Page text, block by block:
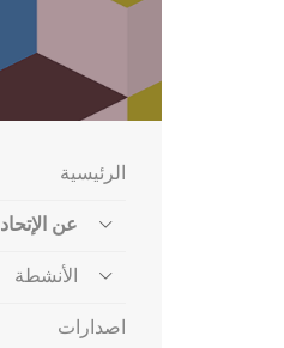
الرئيسية
عن الإتحاد
الأنشطة
اصدارات